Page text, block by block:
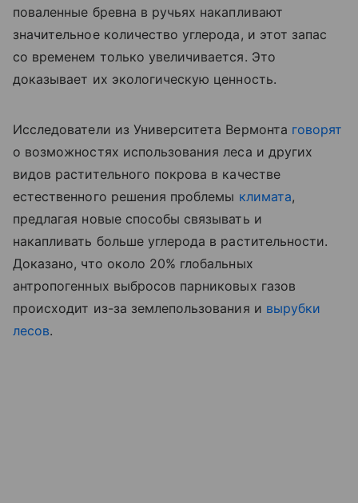
поваленные бревна в ручьях накапливают
значительное количество углерода, и этот запас
со временем только увеличивается. Это
доказывает их экологическую ценность.
Исследователи из Университета Вермонта говорят
о возможностях использования леса и других
видов растительного покрова в качестве
естественного решения проблемы климата,
предлагая новые способы связывать и
накапливать больше углерода в растительности.
Доказано, что около 20% глобальных
антропогенных выбросов парниковых газов
происходит из-за землепользования и вырубки
лесов.